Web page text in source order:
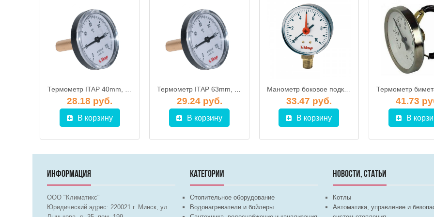
Термометр ITAP 40mm, осевое подключение 493
28.18 руб.
В корзину
Термометр ITAP 63mm, осевое подключение 493
29.24 руб.
В корзину
Манометр боковое подключение (радиальный) ITAP арт. 482 1/4
33.47 руб.
В корзину
41.73
В
ИНФОРМАЦИЯ
ООО "Климатикс"
Юридический адрес:220021 г. Минск, ул.
КАТЕГОРИИ
Отопительное оборудование
Водонагреватели и бойлеры
НОВОСТИ, СТАТЬИ
Котлы
Автоматика, управление и